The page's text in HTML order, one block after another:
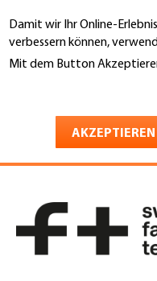
Damit wir Ihr Online-
verbessern können,
Mit dem Button
AKZEPTIEREN
zum
Inhalt
SFT Swiss